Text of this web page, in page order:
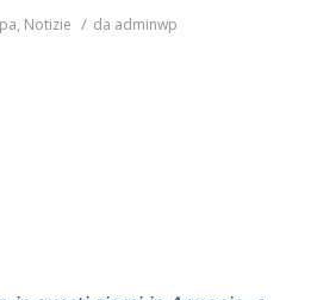
, Notizie / da adminwp